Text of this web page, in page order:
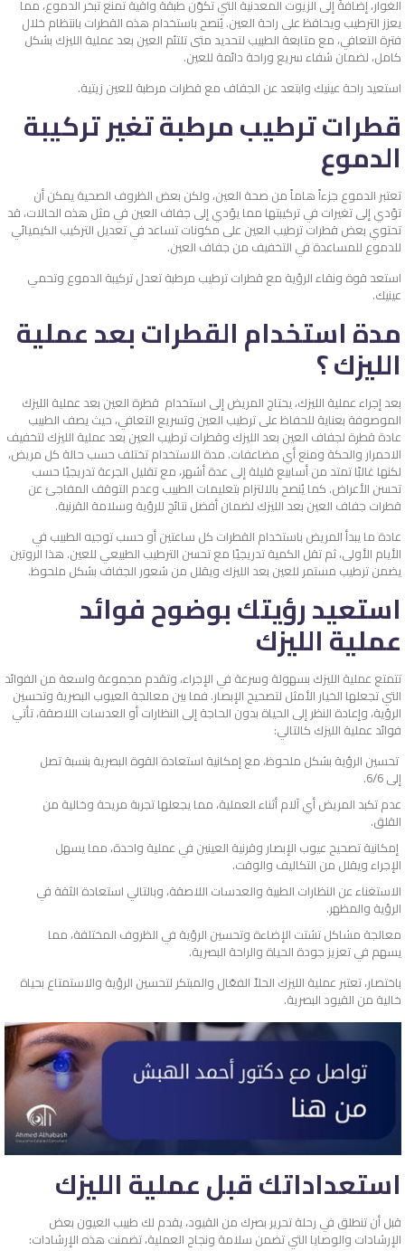
الغوار، إضافةً إلى الزيوت المعدنية التي تكوّن طبقة واقية تمنع تبخر الدموع، مما
يعزز الترطيب ويحافظ على راحة العين. يُنصح باستخدام هذه القطرات بانتظام خلال
فترة التعافي، مع متابعة الطبيب لتحديد متى تلتئم العين بعد عملية الليزك بشكل
كامل، لضمان شفاء سريع وراحة دائمة للعين.
استعيد راحة عينيك وابتعد عن الجفاف مع قطرات مرطبة للعين زيتية.
قطرات ترطيب مرطبة تغير تركيبة
الدموع
تعتبر الدموع جزءاً هاماً من صحة العين، ولكن بعض الظروف الصحية يمكن أن
تؤدي إلى تغيرات في تركيبتها مما يؤدي إلى جفاف العين في مثل هذه الحالات، قد
تحتوي بعض قطرات ترطيب العين على مكونات تساعد في تعديل التركيب الكيميائي
للدموع للمساعدة في التخفيف من جفاف العين.
استعد قوة ونقاء الرؤية مع قطرات ترطيب مرطبة تعدل تركيبة الدموع وتحمي
عينيك.
مدة استخدام القطرات بعد عملية
الليزك ؟
بعد إجراء عملية الليزك، يحتاج المريض إلى استخدام قطرة العين بعد عملية الليزك
الموصوفة بعناية للحفاظ على ترطيب العين وتسريع التعافي، حيث يصف الطبيب
عادة قطرة لجفاف العين بعد الليزك وقطرات ترطيب العين بعد عملية الليزك لتخفيف
الاحمرار والحكة ومنع أي مضاعفات. مدة الاستخدام تختلف حسب حالة كل مريض،
لكنها غالبًا تمتد من أسابيع قليلة إلى عدة أشهر، مع تقليل الجرعة تدريجيًا حسب
تحسن الأعراض. كما يُنصح بالالتزام بتعليمات الطبيب وعدم التوقف المفاجئ عن
قطرات جفاف العين بعد الليزك لضمان أفضل نتائج للرؤية وسلامة القرنية.
عادة ما يبدأ المريض باستخدام القطرات كل ساعتين أو حسب توجيه الطبيب في
الأيام الأولى، ثم تقل الكمية تدريجيًا مع تحسن الترطيب الطبيعي للعين. هذا الروتين
يضمن ترطيب مستمر للعين بعد الليزك ويقلل من شعور الجفاف بشكل ملحوظ.
استعيد رؤيتك بوضوح فوائد
عملية الليزك
تتمتع عملية الليزك بسهولة وسرعة في الإجراء، وتقدم مجموعة واسعة من الفوائد
التي تجعلها الخيار الأمثل لتصحيح الإبصار. فما بين معالجة العيوب البصرية وتحسين
الرؤية، وإعادة النظر إلى الحياة بدون الحاجة إلى النظارات أو العدسات اللاصقة، تأتي
فوائد عملية الليزك كالتالي:
تحسين الرؤية بشكل ملحوظ، مع إمكانية استعادة القوة البصرية بنسبة تصل
إلى 6/6.
عدم تكبد المريض أي آلام أثناء العملية، مما يجعلها تجربة مريحة وخالية من
القلق.
إمكانية تصحيح عيوب الإبصار وقرنية العينين في عملية واحدة، مما يسهل
الإجراء ويقلل من التكاليف والوقت.
الاستغناء عن النظارات الطبية والعدسات اللاصقة، وبالتالي استعادة الثقة في
الرؤية والمظهر.
معالجة مشاكل تشتت الإضاءة وتحسين الرؤية في الظروف المختلفة، مما
يسهم في تعزيز جودة الحياة والراحة البصرية.
باختصار، تعتبر عملية الليزك الحلاّ الفعّال والمبتكر لتحسين الرؤية والاستمتاع بحياة
خالية من القيود البصرية.
استعداداتك قبل عملية الليزك
قبل أن تنطلق في رحلة تحرير بصرك من القيود، يقدم لك طبيب العيون بعض
الإرشادات والوصايا التي تضمن سلامة ونجاح العملية، تضمنت هذه الإرشادات: